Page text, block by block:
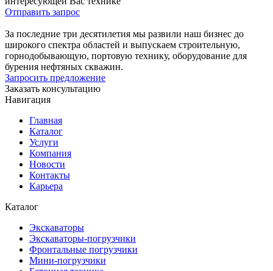
Отправить запрос
За последние три десятилетия мы развили наш бизнес до
широкого спектра областей и выпускаем строительную,
горнодобывающую, портовую технику, оборудование для
бурения нефтяных скважин.
Запросить предложение
Заказать консультацию
Навигация
Главная
Каталог
Услуги
Компания
Новости
Контакты
Карьера
Каталог
Экскаваторы
Экскаваторы-погрузчики
Фронтальные погрузчики
Мини-погрузчики